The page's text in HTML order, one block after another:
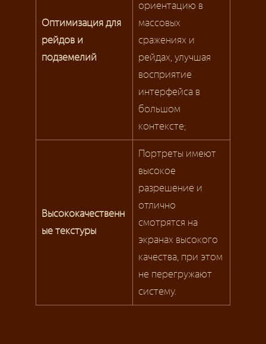
Оптимизация для
рейдов и
подземелий
ориентацию в
массовых
сражениях и
рейдах, улучшая
восприятие
интерфейса в
большом
контексте;
Высококачественн
ые текстуры
Портреты имеют
высокое
разрешение и
отлично
смотрятся на
экранах высокого
качества, при этом
не перегружают
систему.